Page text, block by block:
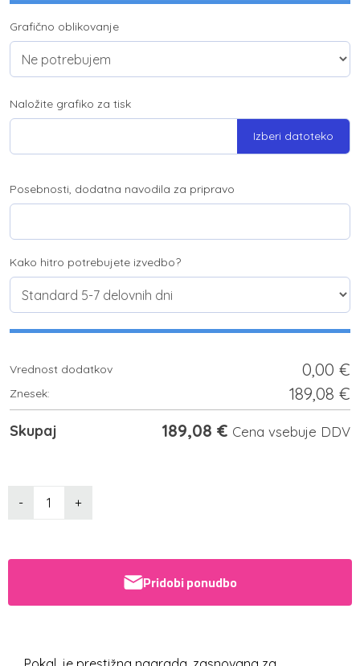
Grafično oblikovanje
Naložite grafiko za tisk
Izberi datoteko
Posebnosti, dodatna navodila za pripravo
Kako hitro potrebujete izvedbo?
Vrednost dodatkov 0,00 €
Znesek: 189,08 €
Skupaj 189,08 € Cena vsebuje DDV
- +
Pridobi ponudbo